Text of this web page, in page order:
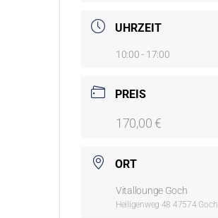
UHRZEIT
10:00 - 17:00
PREIS
170,00 €
ORT
Vitallounge Goch
Heiligenweg 48 47574 Goch